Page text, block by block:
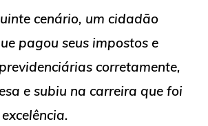
cenário, um cidadão
pagou seus impostos e
corretamente,
e subiu na carreira que foi